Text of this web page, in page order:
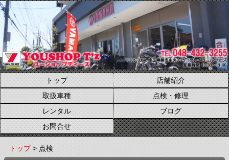
トップ
店舗紹介
取扱車種
点検・修理
レンタル
ブログ
お問合せ
トップ> 点検